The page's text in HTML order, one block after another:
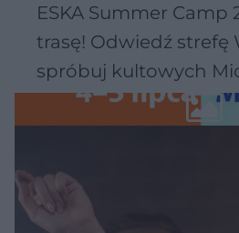
ESKA Summer Camp
trasę! Odwiedź strefę
spróbuj kultowych
Wawelu